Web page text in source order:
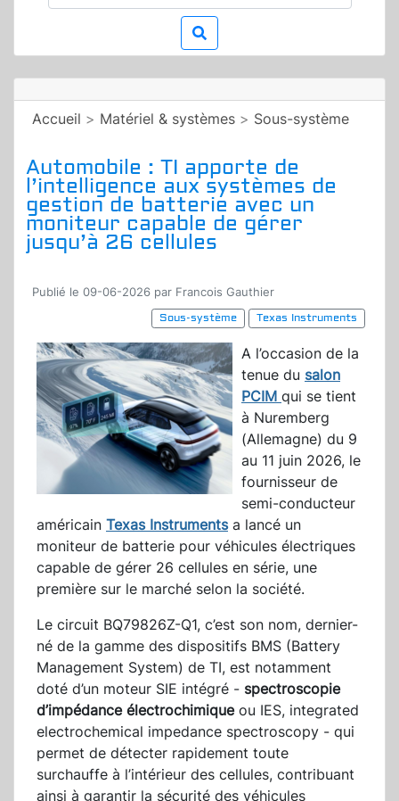
Accueil > Matériel & systèmes > Sous-système
Automobile : TI apporte de
l’intelligence aux systèmes de
gestion de batterie avec un
moniteur capable de gérer
jusqu’à 26 cellules
Publié le 09-06-2026 par Francois Gauthier
Sous-système
Texas Instruments
A l’occasion de la
tenue du salon
PCIM qui se tient
à Nuremberg
(Allemagne) du 9
au 11 juin 2026, le
fournisseur de
semi-conducteur
américain Texas Instrumentsa lancé un
moniteur de batterie pour véhicules électriques
capable de gérer 26 cellules en série, une
première sur le marché selon la société.
Le circuit BQ79826Z-Q1, c’est son nom, dernier-
né de la gamme des dispositifs BMS (Battery
Management System) de TI, est notamment
doté d’un moteur SIE intégré - spectroscopie
d’impédance électrochimiqueou IES, integrated
electrochemical impedance spectroscopy - qui
permet de détecter rapidement toute
surchauffe à l’intérieur des cellules, contribuant
ainsi à garantir la sécurité des véhicules